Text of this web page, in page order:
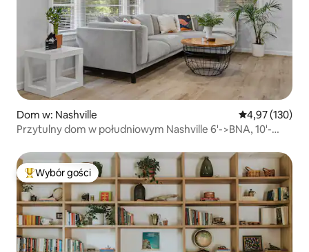
Dom w: Nashville Średnia
4,97 (130)
Przytulny dom w południowym Nashville 6'->BNA, 10'-
Najpopularniejsze z kategorii Wybór gości
Wybór gości